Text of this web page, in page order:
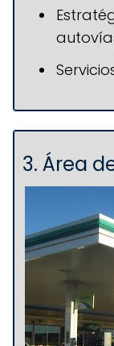
3. Área